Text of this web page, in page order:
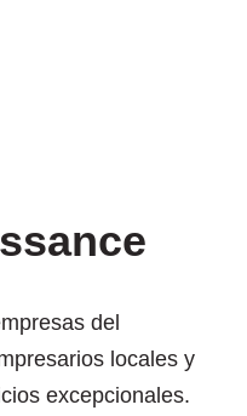
del
locales y
excepcionales.